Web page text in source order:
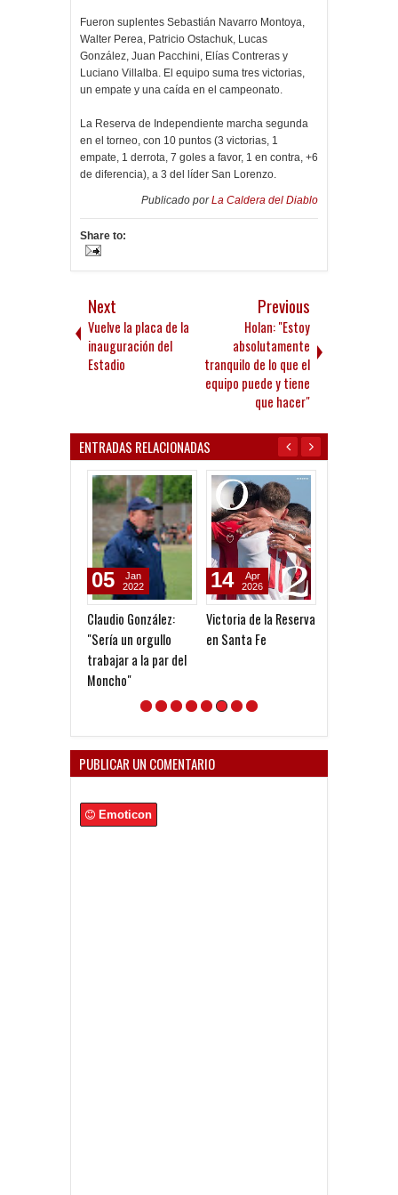
Fueron suplentes Sebastián Navarro Montoya,
Walter Perea, Patricio Ostachuk, Lucas
González, Juan Pacchini, Elías Contreras y
Luciano Villalba. El equipo suma tres victorias,
un empate y una caída en el campeonato.
La Reserva de Independiente marcha segunda
en el torneo, con 10 puntos (3 victorias, 1
empate, 1 derrota, 7 goles a favor, 1 en contra, +6
de diferencia), a 3 del líder San Lorenzo.
Publicado porLa Caldera del Diablo
Share to:
Next
Vuelve la placa de la
inauguración del
Estadio
Previous
Holan: "Estoy
absolutamente
tranquilo de lo que el
equipo puede y tiene
que hacer"
ENTRADAS RELACIONADAS
Claudio González:
"Sería un orgullo
trabajar a la par del
Moncho"
05
Jan
2022
Victoria de la Reserva
en Santa Fe
14
Apr
2026
PUBLICAR UN COMENTARIO
Emoticon